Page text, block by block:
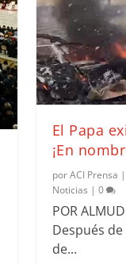
El Papa
¡En
porACI Prensa |
Noticias | 0
POR
Después
de...